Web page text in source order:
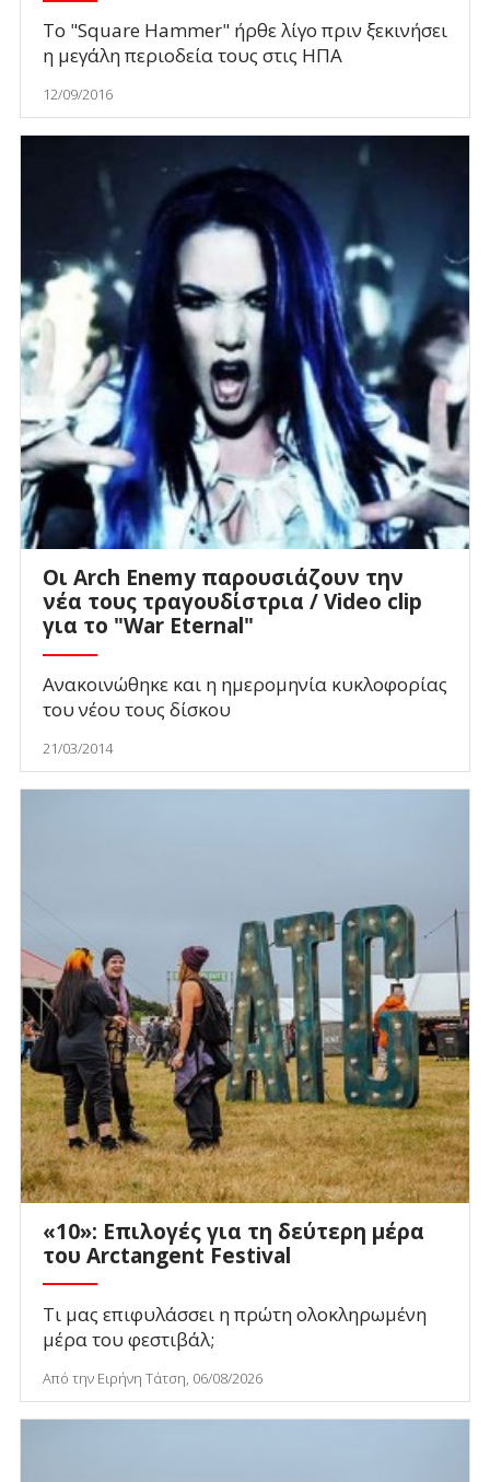
Το "Square Hammer" ήρθε λίγο πριν ξεκινήσει
η μεγάλη περιοδεία τους στις ΗΠΑ
12/09/2016
Οι Arch Enemy παρουσιάζουν την
νέα τους τραγουδίστρια / Video clip
για το "War Eternal"
Ανακοινώθηκε και η ημερομηνία κυκλοφορίας
του νέου τους δίσκου
21/03/2014
«10»: Επιλογές για τη δεύτερη μέρα
του Arctangent Festival
Τι μας επιφυλάσσει η πρώτη ολοκληρωμένη
μέρα του φεστιβάλ;
Από την Ειρήνη Τάτση, 06/08/2026